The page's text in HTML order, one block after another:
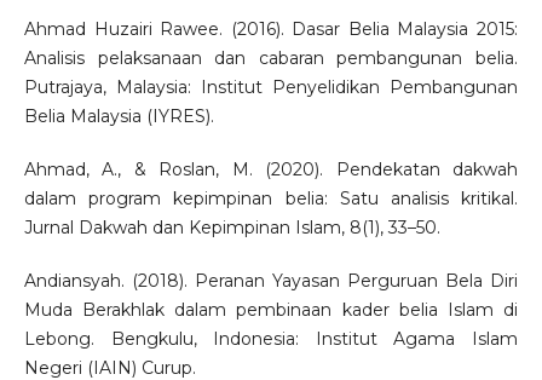
Ahmad Huzairi Rawee. (2016). Dasar Belia Malaysia 2015:
Analisis pelaksanaan dan cabaran pembangunan belia.
Putrajaya, Malaysia: Institut Penyelidikan Pembangunan
Belia Malaysia (IYRES).
Ahmad, A., & Roslan, M. (2020). Pendekatan dakwah
dalam program kepimpinan belia: Satu analisis kritikal.
Jurnal Dakwah dan Kepimpinan Islam, 8(1), 33–50.
Andiansyah. (2018). Peranan Yayasan Perguruan Bela Diri
Muda Berakhlak dalam pembinaan kader belia Islam di
Lebong. Bengkulu, Indonesia: Institut Agama Islam
Negeri (IAIN) Curup.